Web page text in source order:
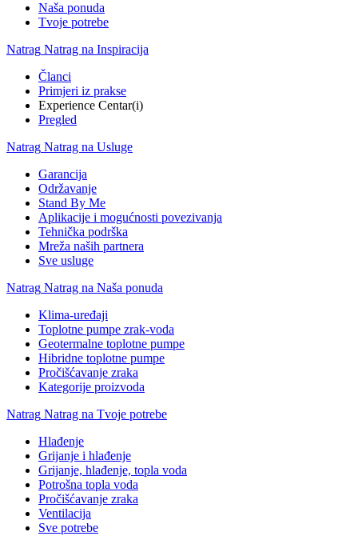
Naša ponuda
Tvoje potrebe
Natrag Natrag na Inspiracija
Članci
Primjeri iz prakse
Experience Centar(i)
Pregled
Natrag Natrag na Usluge
Garancija
Održavanje
Stand By Me
Aplikacije i mogućnosti povezivanja
Tehnička podrška
Mreža naših partnera
Sve usluge
Natrag Natrag na Naša ponuda
Klima-uređaji
Toplotne pumpe zrak-voda
Geotermalne toplotne pumpe
Hibridne toplotne pumpe
Pročišćavanje zraka
Kategorije proizvoda
Natrag Natrag na Tvoje potrebe
Hlađenje
Grijanje i hlađenje
Grijanje, hlađenje, topla voda
Potrošna topla voda
Pročišćavanje zraka
Ventilacija
Sve potrebe